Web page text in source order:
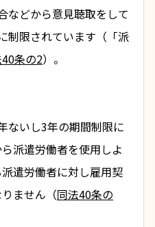
などから意見聴取をして
制限されています（「派
条の2）。
ないし3年の期間制限に
派遣労働者を使用しよ
遣労働者に対し雇用契
ません（同法40条の